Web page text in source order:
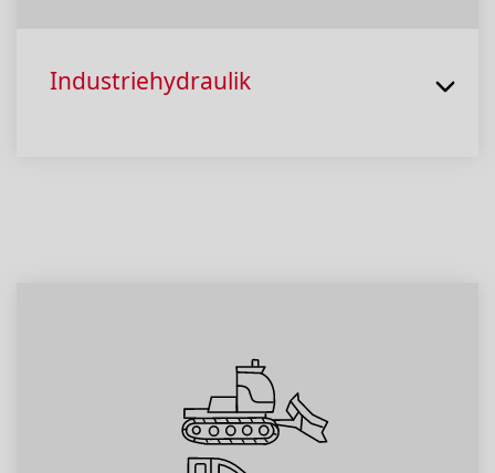
Industriehydraulik